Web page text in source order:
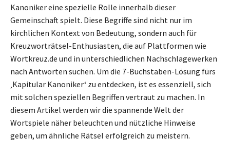
Kanoniker eine spezielle Rolle innerhalb dieser
Gemeinschaft spielt. Diese Begriffe sind nicht nur im
kirchlichen Kontext von Bedeutung, sondern auch für
Kreuzworträtsel-Enthusiasten, die auf Plattformen wie
Wortkreuz.de und in unterschiedlichen Nachschlagewerken
nach Antworten suchen. Um die 7-Buchstaben-Lösung fürs
‚Kapitular Kanoniker‘ zu entdecken, ist es essenziell, sich
mit solchen speziellen Begriffen vertraut zu machen. In
diesem Artikel werden wir die spannende Welt der
Wortspiele näher beleuchten und nützliche Hinweise
geben, um ähnliche Rätsel erfolgreich zu meistern.